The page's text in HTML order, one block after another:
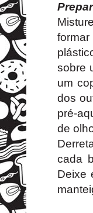
formar
sobre
um
dos
pré-
de
cada
Deixe